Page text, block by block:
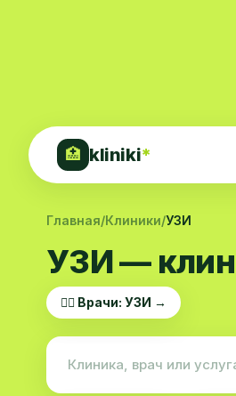
🏥 kliniki*
Главная/Клиники/УЗИ
УЗИ —
👨‍⚕️ Врачи: УЗИ →